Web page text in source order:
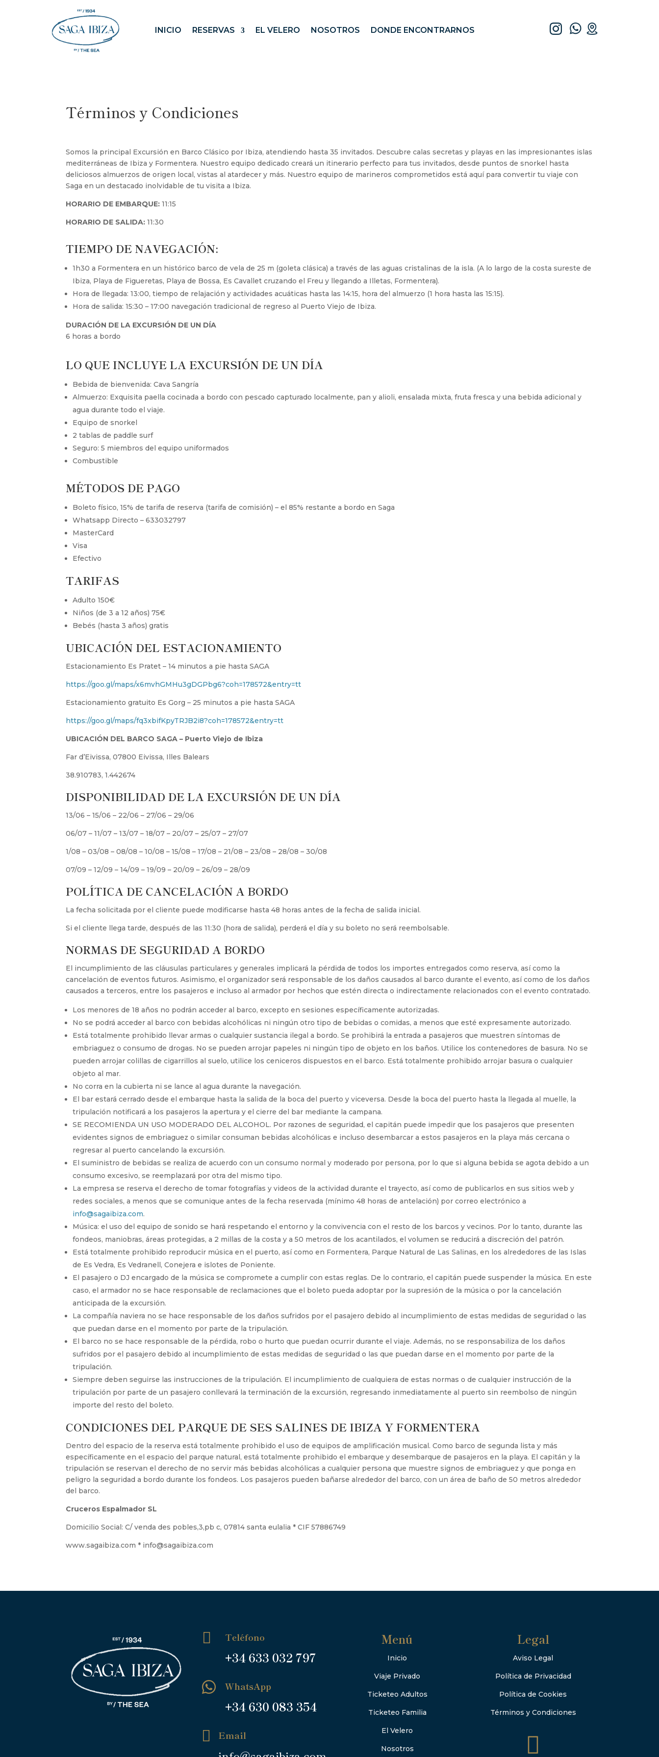
INICIO RESERVAS EL VELERO NOSOTROS DONDE ENCONTRARNOS
Términos y Condiciones
Somos la principal Excursión en Barco Clásico por Ibiza, atendiendo hasta 35 invitados. Descubre calas secretas y playas en las impresionantes islas
mediterráneas de Ibiza y Formentera. Nuestro equipo dedicado creará un itinerario perfecto para tus invitados, desde puntos de snorkel hasta
deliciosos almuerzos de origen local, vistas al atardecer y más. Nuestro equipo de marineros comprometidos está aquí para convertir tu viaje con
Saga en un destacado inolvidable de tu visita a Ibiza.
HORARIO DE EMBARQUE: 11:15
HORARIO DE SALIDA: 11:30
TIEMPO DE NAVEGACIÓN:
1h30 a Formentera en un histórico barco de vela de 25 m (goleta clásica) a través de las aguas cristalinas de la isla. (A lo largo de la costa sureste de
Ibiza, Playa de Figueretas, Playa de Bossa, Es Cavallet cruzando el Freu y llegando a Illetas, Formentera).
Hora de llegada: 13:00, tiempo de relajación y actividades acuáticas hasta las 14:15, hora del almuerzo (1 hora hasta las 15:15).
Hora de salida: 15:30 – 17:00 navegación tradicional de regreso al Puerto Viejo de Ibiza.
DURACIÓN DE LA EXCURSIÓN DE UN DÍA
6 horas a bordo
LO QUE INCLUYE LA EXCURSIÓN DE UN DÍA
Bebida de bienvenida: Cava Sangría
Almuerzo: Exquisita paella cocinada a bordo con pescado capturado localmente, pan y alioli, ensalada mixta, fruta fresca y una bebida adicional y
agua durante todo el viaje.
Equipo de snorkel
2 tablas de paddle surf
Seguro: 5 miembros del equipo uniformados
Combustible
MÉTODOS DE PAGO
Boleto físico, 15% de tarifa de reserva (tarifa de comisión) – el 85% restante a bordo en Saga
Whatsapp Directo – 633032797
MasterCard
Visa
Efectivo
TARIFAS
Adulto 150€
Niños (de 3 a 12 años) 75€
Bebés (hasta 3 años) gratis
UBICACIÓN DEL ESTACIONAMIENTO
Estacionamiento Es Pratet – 14 minutos a pie hasta SAGA
https://goo.gl/maps/x6mvhGMHu3gDGPbg6?coh=178572&entry=tt
Estacionamiento gratuito Es Gorg – 25 minutos a pie hasta SAGA
https://goo.gl/maps/fq3xbifKpyTRJB2i8?coh=178572&entry=tt
UBICACIÓN DEL BARCO SAGA – Puerto Viejo de Ibiza
Far d’Eivissa, 07800 Eivissa, Illes Balears
38.910783, 1.442674
DISPONIBILIDAD DE LA EXCURSIÓN DE UN DÍA
13/06 – 15/06 – 22/06 – 27/06 – 29/06
06/07 – 11/07 – 13/07 – 18/07 – 20/07 – 25/07 – 27/07
1/08 – 03/08 – 08/08 – 10/08 – 15/08 – 17/08 – 21/08 – 23/08 – 28/08 – 30/08
07/09 – 12/09 – 14/09 – 19/09 – 20/09 – 26/09 – 28/09
POLÍTICA DE CANCELACIÓN A BORDO
La fecha solicitada por el cliente puede modificarse hasta 48 horas antes de la fecha de salida inicial.
Si el cliente llega tarde, después de las 11:30 (hora de salida), perderá el día y su boleto no será reembolsable.
NORMAS DE SEGURIDAD A BORDO
El incumplimiento de las cláusulas particulares y generales implicará la pérdida de todos los importes entregados como reserva, así como la
cancelación de eventos futuros. Asimismo, el organizador será responsable de los daños causados al barco durante el evento, así como de los daños
causados a terceros, entre los pasajeros e incluso al armador por hechos que estén directa o indirectamente relacionados con el evento contratado.
Los menores de 18 años no podrán acceder al barco, excepto en sesiones específicamente autorizadas.
No se podrá acceder al barco con bebidas alcohólicas ni ningún otro tipo de bebidas o comidas, a menos que esté expresamente autorizado.
Está totalmente prohibido llevar armas o cualquier sustancia ilegal a bordo. Se prohibirá la entrada a pasajeros que muestren síntomas de
embriaguez o consumo de drogas. No se pueden arrojar papeles ni ningún tipo de objeto en los baños. Utilice los contenedores de basura. No se
pueden arrojar colillas de cigarrillos al suelo, utilice los ceniceros dispuestos en el barco. Está totalmente prohibido arrojar basura o cualquier
objeto al mar.
No corra en la cubierta ni se lance al agua durante la navegación.
El bar estará cerrado desde el embarque hasta la salida de la boca del puerto y viceversa. Desde la boca del puerto hasta la llegada al muelle, la
tripulación notificará a los pasajeros la apertura y el cierre del bar mediante la campana.
SE RECOMIENDA UN USO MODERADO DEL ALCOHOL. Por razones de seguridad, el capitán puede impedir que los pasajeros que presenten
evidentes signos de embriaguez o similar consuman bebidas alcohólicas e incluso desembarcar a estos pasajeros en la playa más cercana o
regresar al puerto cancelando la excursión.
El suministro de bebidas se realiza de acuerdo con un consumo normal y moderado por persona, por lo que si alguna bebida se agota debido a un
consumo excesivo, se reemplazará por otra del mismo tipo.
La empresa se reserva el derecho de tomar fotografías y videos de la actividad durante el trayecto, así como de publicarlos en sus sitios web y
redes sociales, a menos que se comunique antes de la fecha reservada (mínimo 48 horas de antelación) por correo electrónico a
info@sagaibiza.com.
Música: el uso del equipo de sonido se hará respetando el entorno y la convivencia con el resto de los barcos y vecinos. Por lo tanto, durante las
fondeos, maniobras, áreas protegidas, a 2 millas de la costa y a 50 metros de los acantilados, el volumen se reducirá a discreción del patrón.
Está totalmente prohibido reproducir música en el puerto, así como en Formentera, Parque Natural de Las Salinas, en los alrededores de las Islas
de Es Vedra, Es Vedranell, Conejera e islotes de Poniente.
El pasajero o DJ encargado de la música se compromete a cumplir con estas reglas. De lo contrario, el capitán puede suspender la música. En este
caso, el armador no se hace responsable de reclamaciones que el boleto pueda adoptar por la supresión de la música o por la cancelación
anticipada de la excursión.
La compañía naviera no se hace responsable de los daños sufridos por el pasajero debido al incumplimiento de estas medidas de seguridad o las
que puedan darse en el momento por parte de la tripulación.
El barco no se hace responsable de la pérdida, robo o hurto que puedan ocurrir durante el viaje. Además, no se responsabiliza de los daños
sufridos por el pasajero debido al incumplimiento de estas medidas de seguridad o las que puedan darse en el momento por parte de la
tripulación.
Siempre deben seguirse las instrucciones de la tripulación. El incumplimiento de cualquiera de estas normas o de cualquier instrucción de la
tripulación por parte de un pasajero conllevará la terminación de la excursión, regresando inmediatamente al puerto sin reembolso de ningún
importe del resto del boleto.
CONDICIONES DEL PARQUE DE SES SALINES DE IBIZA Y FORMENTERA
Dentro del espacio de la reserva está totalmente prohibido el uso de equipos de amplificación musical. Como barco de segunda lista y más
específicamente en el espacio del parque natural, está totalmente prohibido el embarque y desembarque de pasajeros en la playa. El capitán y la
tripulación se reservan el derecho de no servir más bebidas alcohólicas a cualquier persona que muestre signos de embriaguez y que ponga en
peligro la seguridad a bordo durante los fondeos. Los pasajeros pueden bañarse alrededor del barco, con un área de baño de 50 metros alrededor
del barco.
Cruceros Espalmador SL
Domicilio Social: C/ venda des pobles,3,pb c, 07814 santa eulalia * CIF 57886749
www.sagaibiza.com * info@sagaibiza.com
 Teléfono
+34 633 032 797

WhatsApp
+34 630 083 354
 Email
Menú
Inicio
Viaje Privado
Ticketeo Adultos
Ticketeo Familia
El Velero
Nosotros
Legal
Aviso Legal
Política de Privacidad
Política de Cookies
Términos y Condiciones
